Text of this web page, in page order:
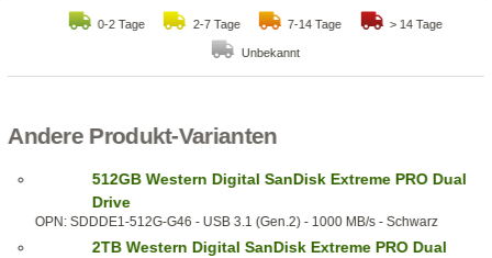
0-2 Tage 2-7 Tage 7-14 Tage > 14 Tage
Unbekannt
Andere Produkt-Varianten
512GB Western Digital SanDisk Extreme PRO Dual
Drive
OPN: SDDDE1-512G-G46 - USB 3.1 (Gen.2) - 1000 MB/s - Schwarz
2TB Western Digital SanDisk Extreme PRO Dual